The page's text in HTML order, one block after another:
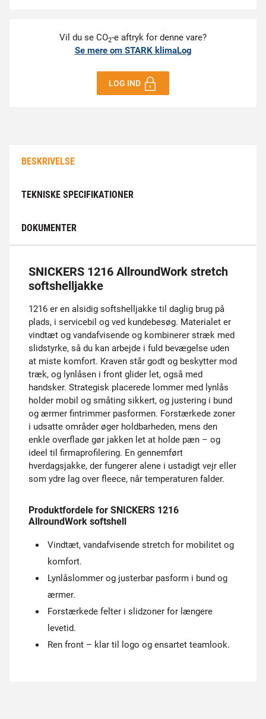
Vil du se CO2-e aftryk for denne vare?
Se mere om STARK klimaLog
LOG IND
BESKRIVELSE
TEKNISKE SPECIFIKATIONER
DOKUMENTER
SNICKERS 1216 AllroundWork stretch
softshelljakke
1216 er en alsidig softshelljakke til daglig brug på
plads, i servicebil og ved kundebesøg. Materialet er
vindtæt og vandafvisende og kombinerer stræk med
slidstyrke, så du kan arbejde i fuld bevægelse uden
at miste komfort. Kraven står godt og beskytter mod
træk, og lynlåsen i front glider let, også med
handsker. Strategisk placerede lommer med lynlås
holder mobil og småting sikkert, og justering i bund
og ærmer fintrimmer pasformen. Forstærkede zoner
i udsatte områder øger holdbarheden, mens den
enkle overflade gør jakken let at holde pæn – og
ideel til firmaprofilering. En gennemført
hverdagsjakke, der fungerer alene i ustadigt vejr eller
som ydre lag over fleece, når temperaturen falder.
Produktfordele for SNICKERS 1216
AllroundWork softshell
Vindtæt, vandafvisende stretch for mobilitet og
komfort.
Lynlåslommer og justerbar pasform i bund og
ærmer.
Forstærkede felter i slidzoner for længere
levetid.
Ren front – klar til logo og ensartet teamlook.